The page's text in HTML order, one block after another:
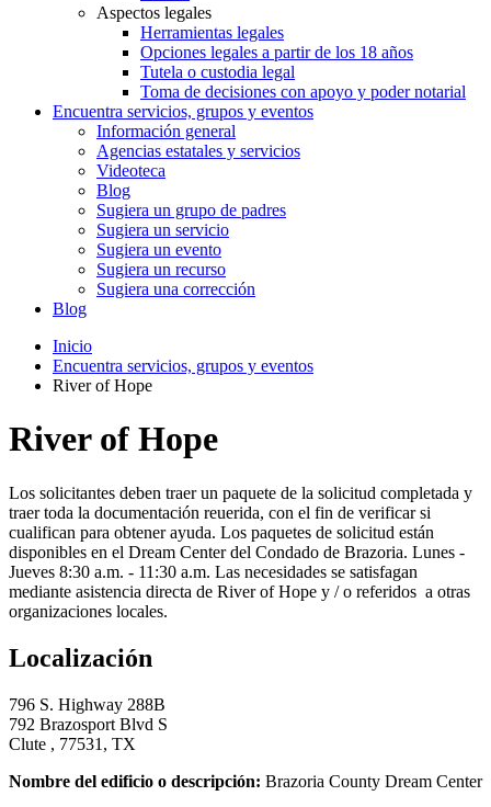
Aspectos legales
Herramientas legales
Opciones legales a partir de los 18 años
Tutela o custodia legal
Toma de decisiones con apoyo y poder notarial
Encuentra servicios, grupos y eventos
Información general
Agencias estatales y servicios
Videoteca
Blog
Sugiera un grupo de padres
Sugiera un servicio
Sugiera un evento
Sugiera un recurso
Sugiera una corrección
Blog
Inicio
Encuentra servicios, grupos y eventos
River of Hope
River of Hope
Los solicitantes deben traer un paquete de la solicitud completada y
traer toda la documentación reuerida, con el fin de verificar si
cualifican para obtener ayuda. Los paquetes de solicitud están
disponibles en el Dream Center del Condado de Brazoria. Lunes -
Jueves 8:30 a.m. - 11:30 a.m. Las necesidades se satisfagan
mediante asistencia directa de River of Hope y / o referidos a otras
organizaciones locales.
Localización
796 S. Highway 288B
792 Brazosport Blvd S
Clute , 77531, TX
Nombre del edificio o descripción: Brazoria County Dream Center